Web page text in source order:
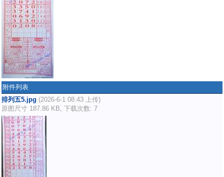
附件列表
排列五5.jpg (2026-6-1 08:43 上传)
原图尺寸 187.86 KB, 下载次数: 7